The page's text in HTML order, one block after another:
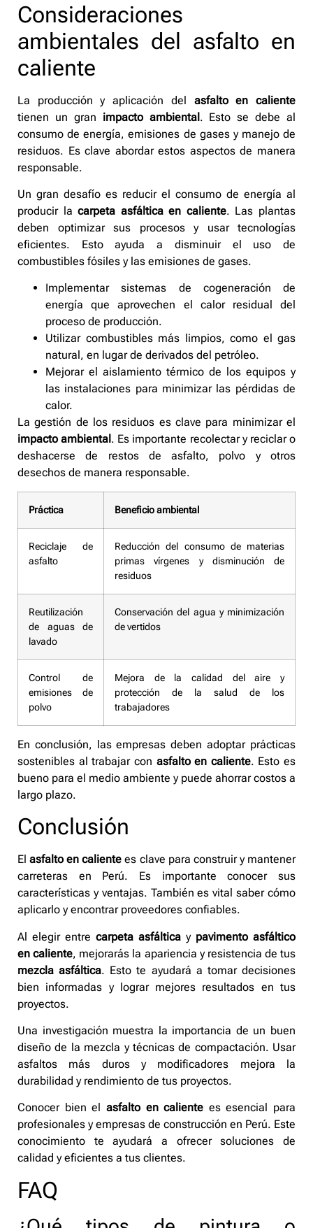
Consideraciones
ambientales del asfalto en
caliente
La producción y aplicación del asfalto en caliente
tienen un gran impacto ambiental. Esto se debe al
consumo de energía, emisiones de gases y manejo de
residuos. Es clave abordar estos aspectos de manera
responsable.
Un gran desafío es reducir el consumo de energía al
producir lacarpeta asfáltica en caliente. Las plantas
deben optimizar sus procesos y usar tecnologías
eficientes. Esto ayuda a disminuir el uso de
combustibles fósiles y las emisiones de gases.
Implementar sistemas de cogeneración de
energía que aprovechen el calor residual del
proceso de producción.
Utilizar combustibles más limpios, como el gas
natural, en lugar de derivados del petróleo.
Mejorar el aislamiento térmico de los equipos y
las instalaciones para minimizar las pérdidas de
calor.
La gestión de los residuos es clave para minimizar el
impacto ambiental . Es importante recolectar y reciclar o
deshacerse de restos de asfalto, polvo y otros
desechos de manera responsable.
Práctica Beneficio ambiental
Reciclaje de
asfalto
Reducción del consumo de materias
primas vírgenes y disminución de
residuos
Reutilización
de aguas de
lavado
Conservación del agua y minimización
de vertidos
Control de
emisiones de
polvo
Mejora de la calidad del aire y
protección de la salud de los
trabajadores
En conclusión, las empresas deben adoptar prácticas
sostenibles al trabajar con asfalto en caliente. Esto es
bueno para el medio ambiente y puede ahorrar costos a
largo plazo.
Conclusión
Elasfalto en caliente es clave para construir y mantener
carreteras en Perú. Es importante conocer sus
características y ventajas. También es vital saber cómo
aplicarlo y encontrar proveedores confiables.
Al elegir entre carpeta asfáltica y pavimento asfáltico
en caliente, mejorarás la apariencia y resistencia de tus
mezcla asfáltica. Esto te ayudará a tomar decisiones
bien informadas y lograr mejores resultados en tus
proyectos.
Una investigación muestra la importancia de un buen
diseño de la mezcla y técnicas de compactación. Usar
asfaltos más duros y modificadores mejora la
durabilidad y rendimiento de tus proyectos.
Conocer bien el asfalto en caliente es esencial para
profesionales y empresas de construcción en Perú. Este
conocimiento te ayudará a ofrecer soluciones de
calidad y eficientes a tus clientes.
FAQ